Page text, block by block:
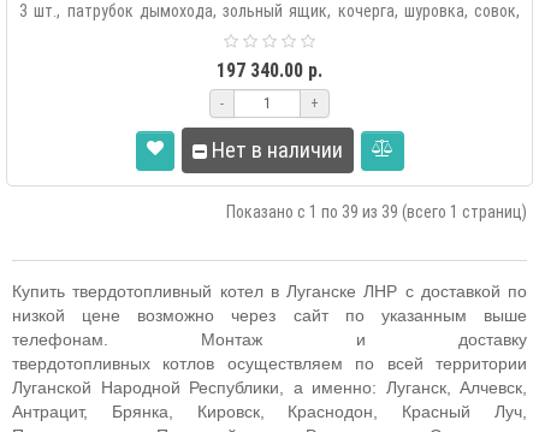
3 шт., патрубок дымохода, зольный ящик, кочерга, шуровка, совок,
197 340.00 р.
- +
Нет в наличии
Показано с 1 по 39 из 39 (всего 1 страниц)
Купить твердотопливный котел в Луганске ЛНР с доставкой по
низкой цене возможно через сайт по указанным выше
телефонам. Монтаж и доставку
твердотопливных котлов осуществляем по всей территории
Луганской Народной Республики, а именно: Луганск, Алчевск,
Антрацит, Брянка, Кировск, Краснодон, Красный Луч,